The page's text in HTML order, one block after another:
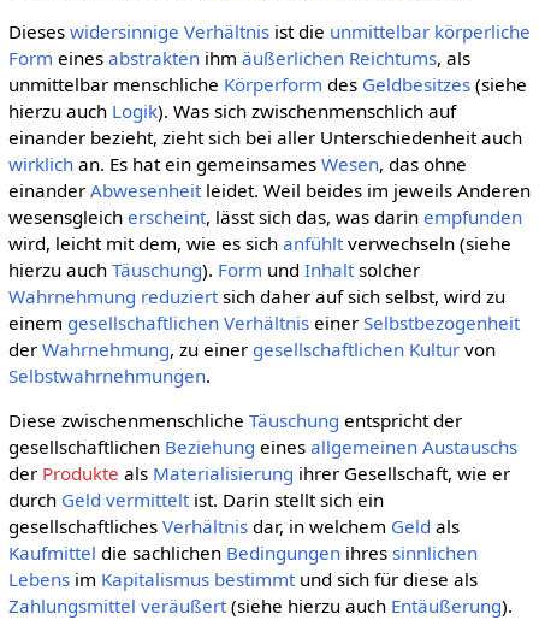
Dieses widersinnige Verhältnisist die unmittelbar körperliche
Form eines abstraktenihm äußerlichen Reichtums, als
unmittelbar menschliche Körperform des Geldbesitzes(siehe
hierzu auch Logik). Was sich zwischenmenschlich auf
einander bezieht, zieht sich bei aller Unterschiedenheit auch
wirklichan. Es hat ein gemeinsames Wesen, das ohne
einander Abwesenheitleidet. Weil beides im jeweils Anderen
wesensgleich erscheint, lässt sich das, was darin empfunden
wird, leicht mit dem, wie es sich anfühltverwechseln (siehe
hierzu auch Täuschung). Form und Inhaltsolcher
Wahrnehmung reduziertsich daher auf sich selbst, wird zu
einem gesellschaftlichen Verhältniseiner Selbstbezogenheit
der Wahrnehmung, zu einer gesellschaftlichen Kulturvon
Selbstwahrnehmungen.
Diese zwischenmenschliche Täuschung entspricht der
gesellschaftlichen Beziehung eines allgemeinen Austauschs
der Produkte als Materialisierung ihrer Gesellschaft, wie er
durch Geld vermitteltist. Darin stellt sich ein
gesellschaftliches Verhältnisdar, in welchem Geld als
Kaufmittel die sachlichen Bedingungenihres sinnlichen
Lebensim Kapitalismus bestimmtund sich für diese als
Zahlungsmittel veräußert(siehe hierzu auch Entäußerung).